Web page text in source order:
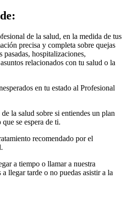
de la salud, en la medida de tus
precisa y completa sobre quejas
pasadas, hospitalizaciones,
relacionados con tu salud o la
en tu estado al Profesional
la salud sobre si entiendes un plan
se espera de ti.
recomendado por el
a tiempo o llamar a nuestra
llegar tarde o no puedas asistir a la